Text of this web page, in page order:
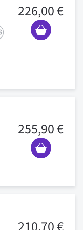
226,00 €
255,90 €